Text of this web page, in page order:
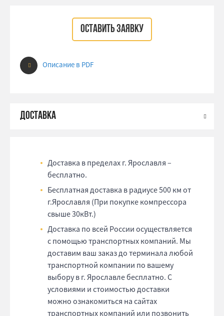
ОСТАВИТЬ ЗАЯВКУ
Описание в PDF
Доставка в пределах г. Ярославля –
бесплатно.
Бесплатная доставка в радиусе 500 км от
г.Ярославля (При покупке компрессора
свыше 30кВт.)
Доставка по всей России осуществляется
с помощью транспортных компаний. Мы
доставим ваш заказ до терминала любой
транспортной компании по вашему
выбору в г. Ярославле бесплатно. С
условиями и стоимостью доставки
можно ознакомиться на сайтах
транспортных компаний или позвонить